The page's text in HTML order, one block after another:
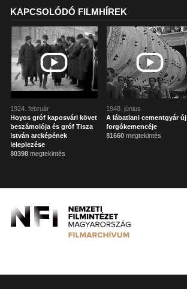
KAPCSOLÓDÓ FILMHÍREK
1924. február
Hoyos gróf kaposvári követ
beszámolója és gróf Tisza
István arcképének
leleplezése
80398 megtekintés
1948. június
A lábatlani cementgyár új
forgókemencéje
81660 megtekintés